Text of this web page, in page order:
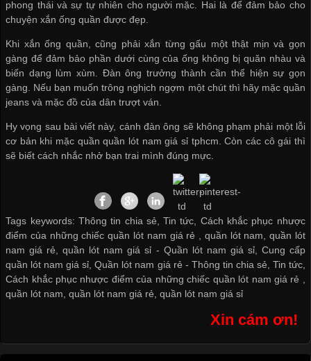
phong thái và sự tự nhiên cho người mặc. Hai là để đảm bảo cho
chuyện xắn ống quần được đẹp.
Khi xắn ống quần, cũng phải xắn từng gấu một thật mịn và gọn
gàng để đảm bảo phần dưới cùng của ống không bị quăn nhàu và
biến dạng lùm xùm. Đàn ông trưởng thành cần thể hiện sự gọn
gàng. Nếu bạn muốn trông nghịch ngợm một chút thì hãy mặc quần
jeans và mặc đồ của dân trượt ván.
Hy vọng sau bài viết này, cánh đàn ông sẽ không phạm phải một lỗi
cơ bản khi mặc quầnquần lót nam giá sỉ tphcm. Còn các cô gái thì
sẽ biết cách nhắc nhở bạn trai mình đúng mực.
Tags keywords: Thông tin chia sẻ, Tin tức, Cách khắc phục nhược
điểm của những chiếc quần lót nam giá rẻ , quần lót nam, quần lót
nam giá rẻ, quần lót nam giá sỉ - Quần lót nam giá sỉ, Cung cấp
quần lót nam giá sỉ ,Quần lót nam giá rẻ - Thông tin chia sẻ Tin tức,
Cách khắc phục nhược điểm của những chiếc quần lót nam giá rẻ
quần lót nam ,quần lót nam giá rẻ ,quần lót nam giá sỉ
Xin cám ơn!